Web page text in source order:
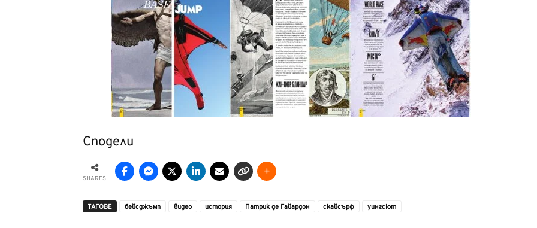
Сподели
SHARES
ТАГОВЕ бейсджъмп видео история Патрик де Гайардон скайсърф уингсют